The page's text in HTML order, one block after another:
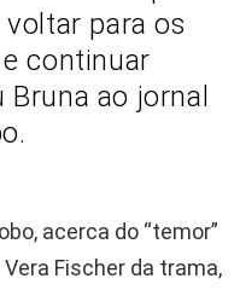
para os
continuar
ao jornal
acerca do “temor”
Fischer da trama,